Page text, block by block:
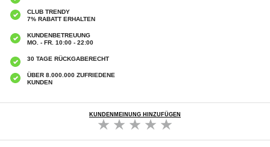
CLUB TRENDY
7% RABATT ERHALTEN
KUNDENBETREUUNG
MO. - FR. 10:00 - 22:00
30 TAGE RÜCKGABERECHT
ÜBER 8.000.000 ZUFRIEDENE
KUNDEN
KUNDENMEINUNG HINZUFÜGEN